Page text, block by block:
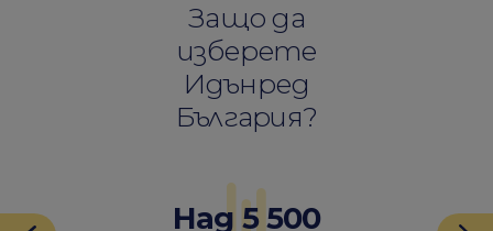
Защо да
изберете
Идънред
България?
Над 5 500